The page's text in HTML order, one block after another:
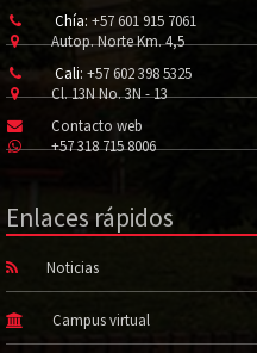
Chía: +57 601 915 7061
Autop. Norte Km. 4,5
Cali: +57 602 398 5325
Cl. 13N No. 3N - 13
Contacto web
+57 318 715 8006
Enlaces rápidos
Noticias
Campus virtual